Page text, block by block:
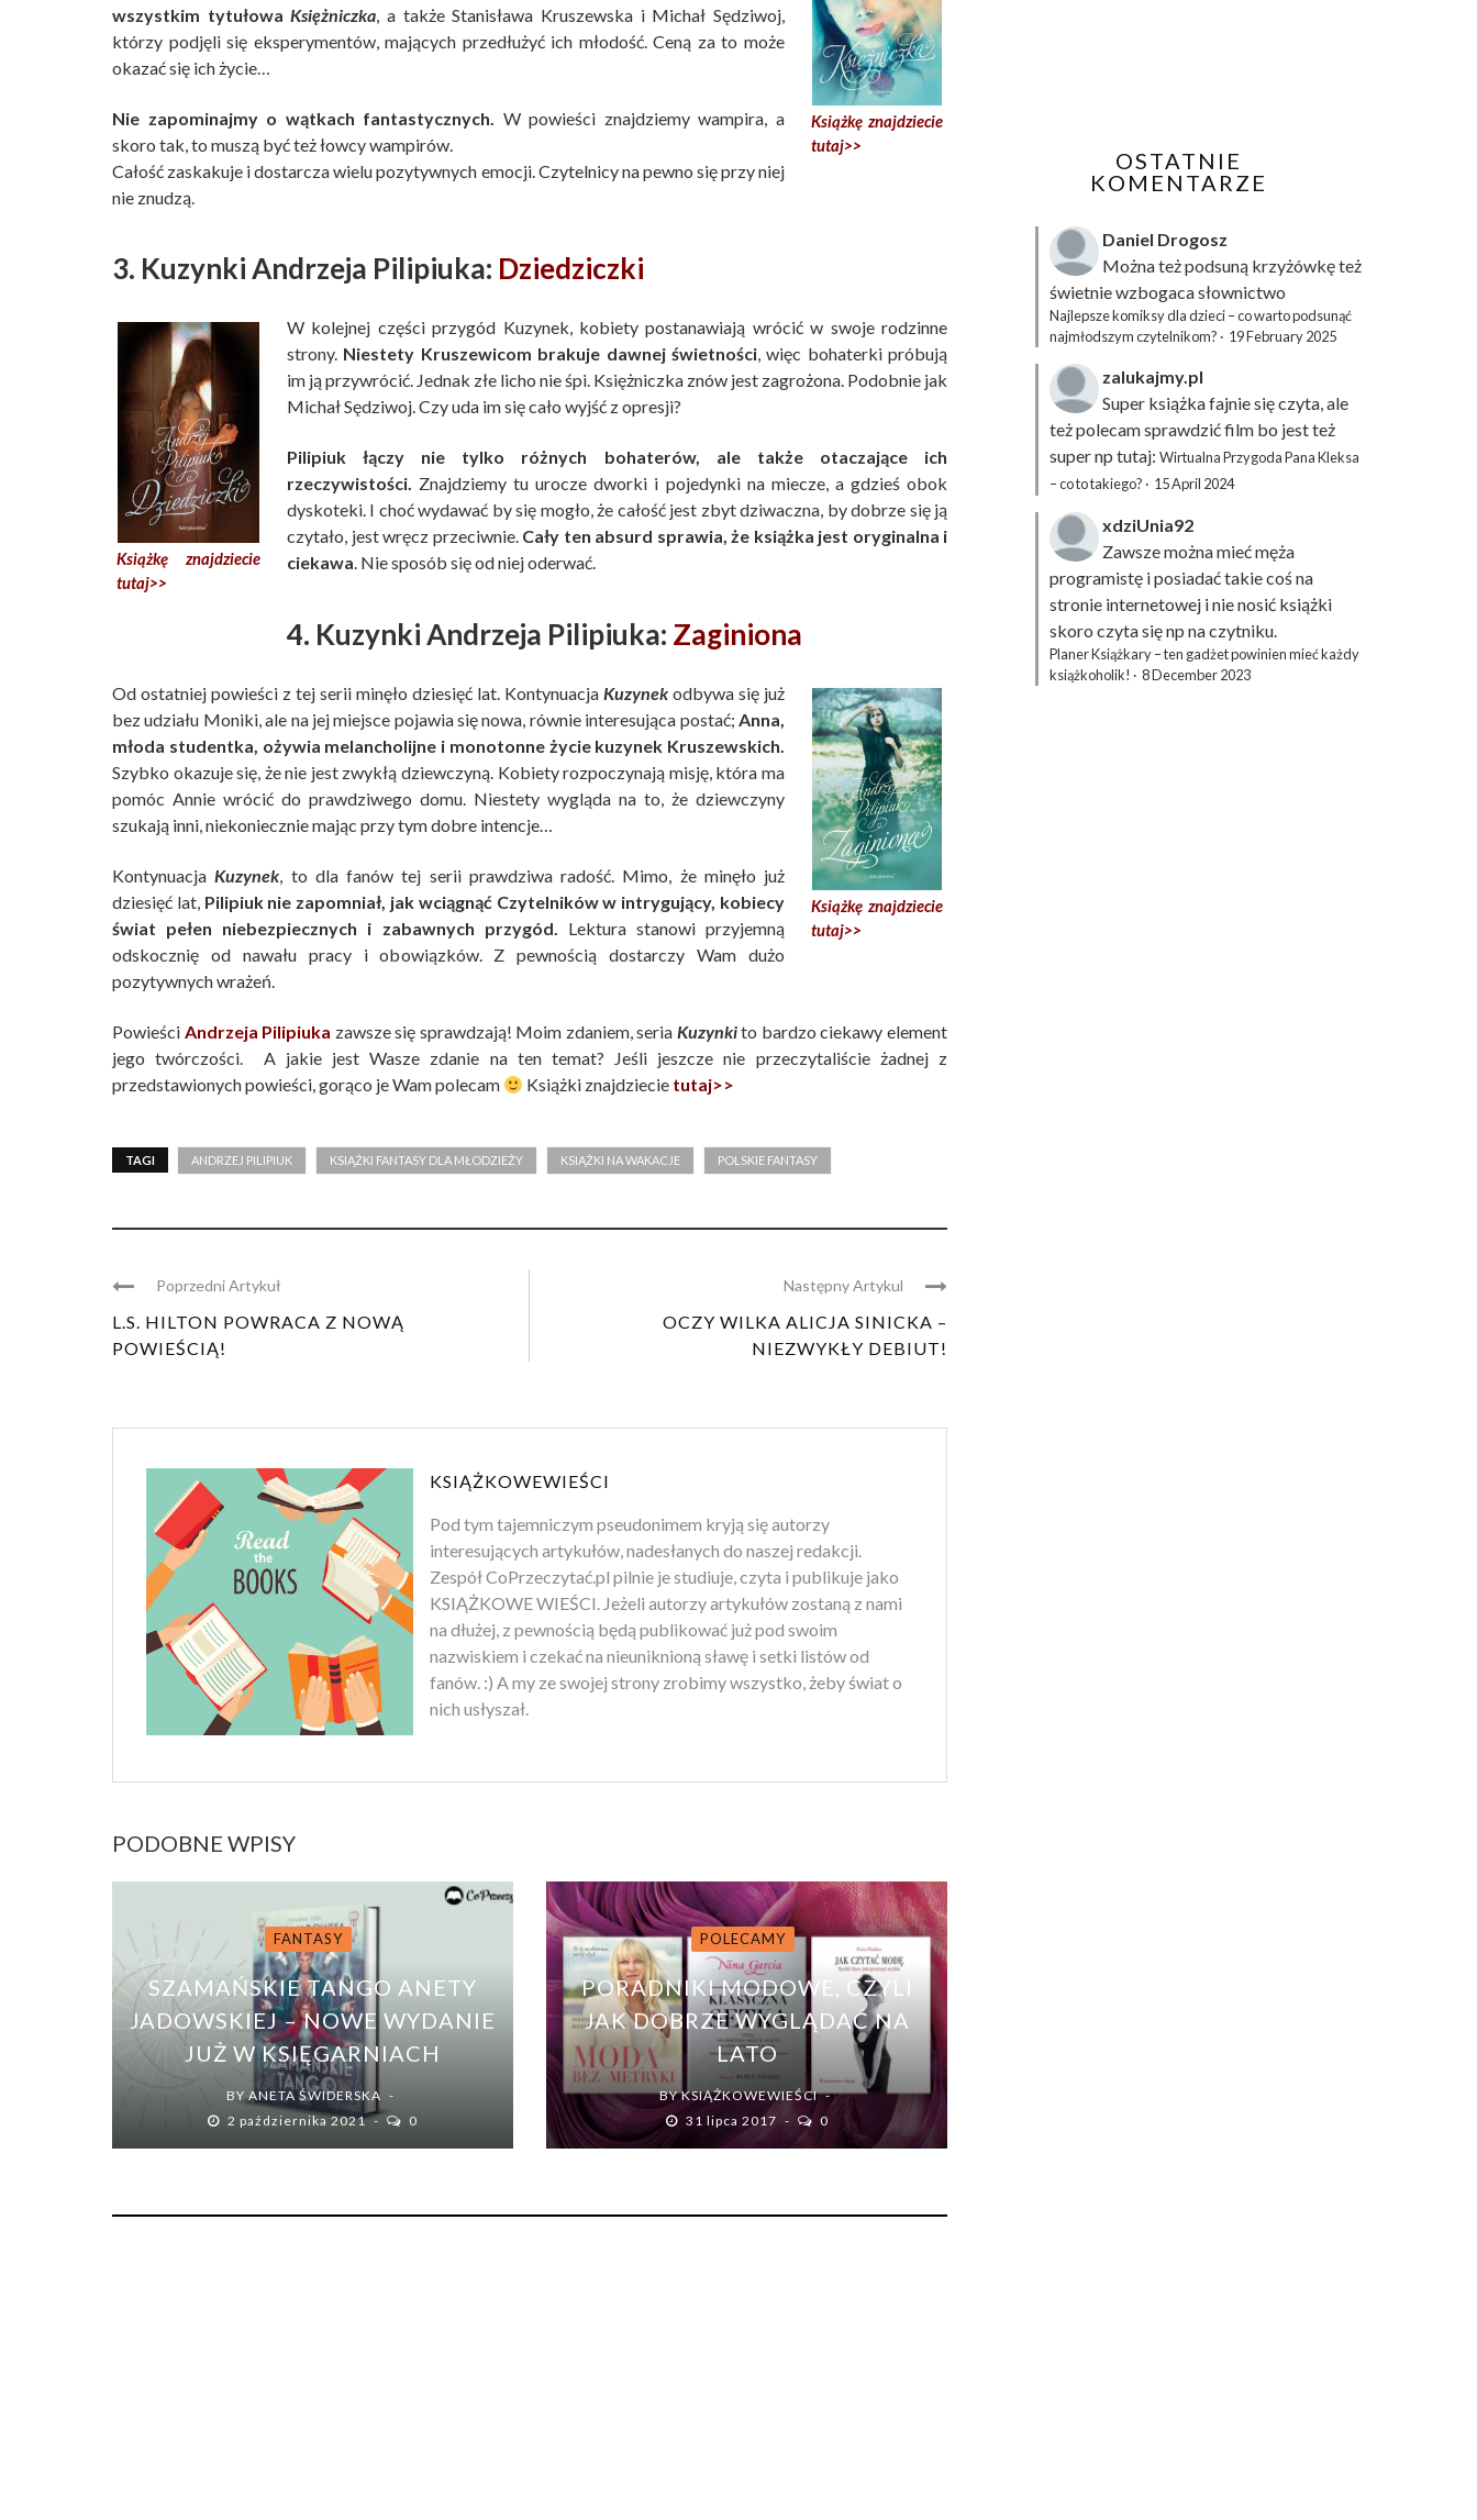
Książkę znajdziecie
tutaj>>
wszystkim tytułowa Księżniczka , a także Stanisława Kruszewska i Michał Sędziwoj,
którzy podjęli się eksperymentów, mających przedłużyć ich młodość. Ceną za to może
okazać się ich życie…
Nie zapominajmy o wątkach fantastycznych.
W powieści znajdziemy wampira, a
skoro tak, to muszą być też łowcy wampirów.
Całość zaskakuje i dostarcza wielu pozytywnych emocji. Czytelnicy na pewno się przy niej
nie znudzą.
3. Kuzynki Andrzeja Pilipiuka: Dziedziczki
Książkę znajdziecie
tutaj>>
W kolejnej części przygód Kuzynek, kobiety postanawiają wrócić w swoje rodzinne
strony. Niestety Kruszewicom brakuje dawnej świetności, więc bohaterki próbują
im ją przywrócić. Jednak złe licho nie śpi. Księżniczka znów jest zagrożona. Podobnie jak
Michał Sędziwoj. Czy uda im się cało wyjść z opresji?
Pilipiuk łączy nie tylko różnych bohaterów, ale także otaczające ich
rzeczywistości. Znajdziemy tu urocze dworki i pojedynki na miecze, a gdzieś obok
dyskoteki. I choć wydawać by się mogło, że całość jest zbyt dziwaczna, by dobrze się ją
czytało, jest wręcz przeciwnie. Cały ten absurd sprawia, że książka jest oryginalna i
ciekawa. Nie sposób się od niej oderwać.
4. Kuzynki Andrzeja Pilipiuka: Zaginiona
Książkę znajdziecie
tutaj>>
Od ostatniej powieści z tej serii minęło dziesięć lat. Kontynuacja Kuzynek odbywa się już
bez udziału Moniki, ale na jej miejsce pojawia się nowa, równie interesująca postać; Anna,
młoda studentka, ożywia melancholijne i monotonne życie kuzynek Kruszewskich.
Szybko okazuje się, że nie jest zwykłą dziewczyną. Kobiety rozpoczynają misję, która ma
pomóc Annie wrócić do prawdziwego domu. Niestety wygląda na to, że dziewczyny
szukają inni, niekoniecznie mając przy tym dobre intencje…
KontynuacjaKuzynek, to dla fanów tej serii prawdziwa radość. Mimo, że minęło już
dziesięć lat, Pilipiuk nie zapomniał, jak wciągnąć Czytelników w intrygujący, kobiecy
świat pełen niebezpiecznych i zabawnych przygód. Lektura stanowi przyjemną
odskocznię od nawału pracy i obowiązków. Z pewnością dostarczy Wam dużo
pozytywnych wrażeń.
Powieści Andrzeja Pilipiuka zawsze się sprawdzają! Moim zdaniem, seria Kuzynkito bardzo ciekawy element
jego twórczości. A jakie jest Wasze zdanie na ten temat? Jeśli jeszcze nie przeczytaliście żadnej z
przedstawionych powieści, gorąco je Wam polecam
Książki znajdziecie tutaj>>
TAGI ANDRZEJ PILIPIUK KSIĄŻKI FANTASY DLA MŁODZIEŻY KSIĄŻKI NA WAKACJE POLSKIE FANTASY
Poprzedni Artykuł
L.S. HILTON POWRACA Z NOWĄ
POWIEŚCIĄ!
Następny Artykul
OCZY WILKA ALICJA SINICKA –
NIEZWYKŁY DEBIUT!
KSIĄŻKOWEWIEŚCI
Pod tym tajemniczym pseudonimem kryją się autorzy
interesujących artykułów, nadesłanych do naszej redakcji.
Zespół CoPrzeczytać.pl pilnie je studiuje, czyta i publikuje jako
KSIĄŻKOWE WIEŚCI. Jeżeli autorzy artykułów zostaną z nami
na dłużej, z pewnością będą publikować już pod swoim
nazwiskiem i czekać na nieuniknioną sławę i setki listów od
fanów. :) A my ze swojej strony zrobimy wszystko, żeby świat o
nich usłyszał.
PODOBNE WPISY
FANTASY
SZAMAŃSKIE TANGO ANETY
JADOWSKIEJ – NOWE WYDANIE
JUŻ W KSIĘGARNIACH
BYANETA ŚWIDERSKA
2 października 2021
0
POLECAMY
PORADNIKI MODOWE, CZYLI
JAK DOBRZE WYGLĄDAĆ NA
LATO
BYKSIĄŻKOWEWIEŚCI
31 lipca 2017
0
OSTATNIE
KOMENTARZE
Daniel Drogosz
Można też podsuną krzyżówkęteż
świetnie wzbogaca słownictwo
Najlepsze komiksy dla dzieci – co warto podsunąć
najmłodszym czytelnikom? · 19 February 2025
zalukajmy.pl
Super książka fajnie się czyta, ale
też polecam sprawdzić film bo jest też
super np tutaj: Wirtualna Przygoda Pana Kleksa
– co to takiego? · 15 April 2024
xdziUnia92
Zawsze można mieć męża
programistę i posiadać takie coś na
stronie internetowej i nie nosić książki
skoro czyta się np na czytniku.
Planer Książkary – ten gadżet powinien mieć każdy
książkoholik! · 8 December 2023